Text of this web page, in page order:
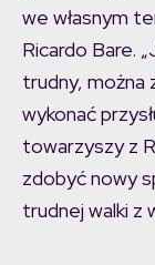
we własnym
Ricardo Bare.
trudny, można
wykonać
towarzyszy z
zdobyć nowy
trudnej walki z